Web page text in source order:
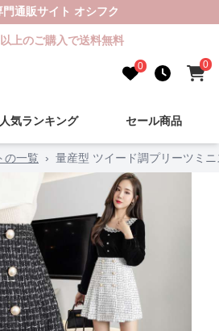
通販サイト オシフク
上のご購入で送料無料
0 0
人気ランキング セール商品
の一覧 › 量産型 ツイード調プリーツミ